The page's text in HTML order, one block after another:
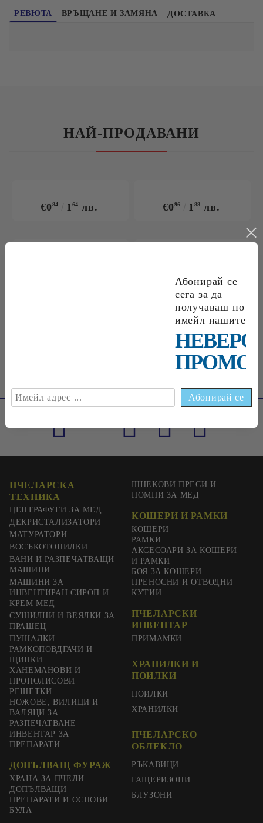
РЕВЮТА ВРЪЩАНЕ И ЗАМЯНА ДОСТАВКА
НАЙ-ПРОДАВАНИ
€084 164 лв. €096 188 лв.
ПЧЕЛАРСКА
ТЕХНИКА
ЦЕНТРАФУГИ ЗА МЕД
ДЕКРИСТАЛИЗАТОРИ
МАТУРАТОРИ
ВОСЪКОТОПИЛКИ
ВАНИ И РАЗПЕЧАТВАЩИ
МАШИНИ
МАШИНИ ЗА
ИНВЕНТИРАН СИРОП И
КРЕМ МЕД
СУШИЛНИ И ВЕЯЛКИ ЗА
ПРАШЕЦ
ШНЕКОВИ ПРЕСИ И
ПОМПИ ЗА МЕД
КОШЕРИ И РАМКИ
КОШЕРИ
РАМКИ
АКСЕСОАРИ ЗА КОШЕРИ
И РАМКИ
БОЯ ЗА КОШЕРИ
ПРЕНОСНИ И ОТВОДНИ
КУТИИ
ПЧЕЛАРСКИ
ИНВЕНТАР
ПУШАЛКИ
РАМКОПОВДГАЧИ И
ЩИПКИ
ХАНЕМАНОВИ И
ПРОПОЛИСОВИ
РЕШЕТКИ
НОЖОВЕ, ВИЛИЦИ И
ВАЛЯЦИ ЗА
РАЗПЕЧАТВАНЕ
ИНВЕНТАР ЗА
ПРЕПАРАТИ
ДОПЪЛВАЩ ФУРАЖ
ХРАНА ЗА ПЧЕЛИ
ДОПЪЛВАЩИ
ПРЕПАРАТИ И ОСНОВИ
ПРИМАМКИ
ХРАНИЛКИ И
ПОИЛКИ
ПОИЛКИ
ХРАНИЛКИ
ПЧЕЛАРСКО
ОБЛЕКЛО
РЪКАВИЦИ
ГАЩЕРИЗОНИ
БЛУЗОНИ
БУЛА
Абонирай се
сега за да
получаваш по
имейл нашите